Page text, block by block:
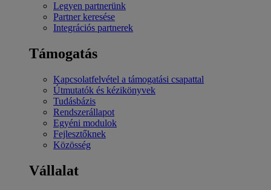
Legyen partnerünk
Partner keresése
Integrációs partnerek
Támogatás
Kapcsolatfelvétel a támogatási csapattal
Útmutatók és kézikönyvek
Tudásbázis
Rendszerállapot
Egyéni modulok
Fejlesztőknek
Közösség
Vállalat